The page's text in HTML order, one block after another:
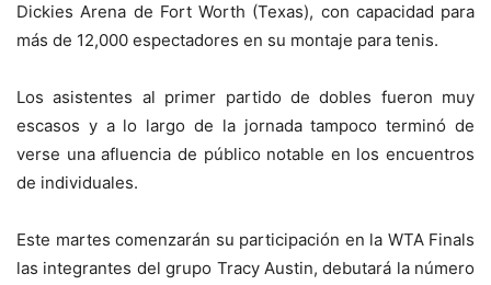
Dickies Arena de Fort Worth (Texas), con capacidad para
más de 12,000 espectadores en su montaje para tenis.
Los asistentes al primer partido de dobles fueron muy
escasos y a lo largo de la jornada tampoco terminó de
verse una afluencia de público notable en los encuentros
de individuales.
Este martes comenzarán su participación en la WTA Finals
las integrantes del grupo Tracy Austin, debutará la número